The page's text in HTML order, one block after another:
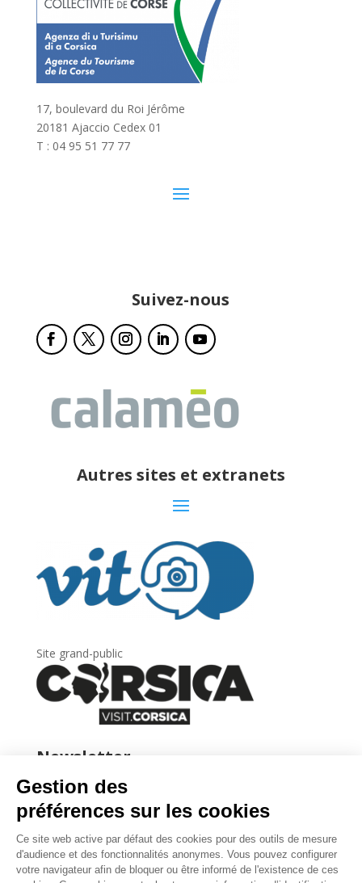
17, boulevard du Roi Jérôme
20181 Ajaccio Cedex 01
T : 04 95 51 77 77
Suivez-nous
Autres sites et extranets
Site grand-public
Newsletter
Inscrivez-vous àla lettre d’information
l’Agence du tourisme de la Corse..